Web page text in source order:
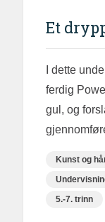
Et
I dette
ferdig
gul, og
Kunst og
5.-7. trinn